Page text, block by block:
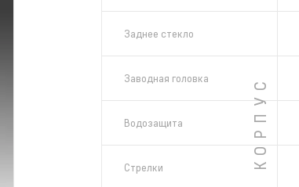
КОРПУС
Заднее стекло
Заводная головка
Водозащита
Стрелки